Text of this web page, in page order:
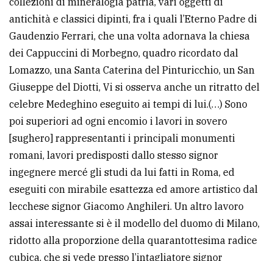
antichità e classici dipinti, fra i quali l’Eterno Padre di
Gaudenzio Ferrari, che una volta adornava la chiesa
dei Cappuccini di Morbegno, quadro ricordato dal
Lomazzo, una Santa Caterina del Pinturicchio, un San
Giuseppe del Diotti, Vi si osserva anche un ritratto del
celebre Medeghino eseguito ai tempi di lui.(…) Sono
poi superiori ad ogni encomio i lavori in sovero
[sughero] rappresentanti i principali monumenti
romani, lavori predisposti dallo stesso signor
ingegnere mercé gli studi da lui fatti in Roma, ed
eseguiti con mirabile esattezza ed amore artistico dal
lecchese signor Giacomo Anghileri. Un altro lavoro
assai interessante si è il modello del duomo di Milano,
ridotto alla proporzione della quarantottesima radice
cubica, che si vede presso l’intagliatore signor